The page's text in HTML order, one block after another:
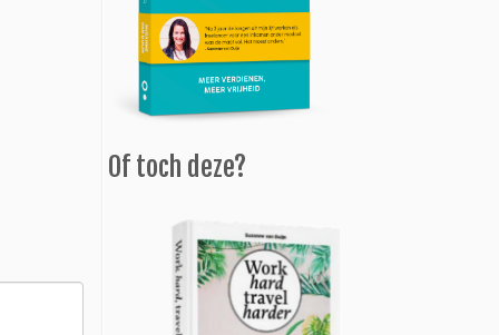
Of toch deze?